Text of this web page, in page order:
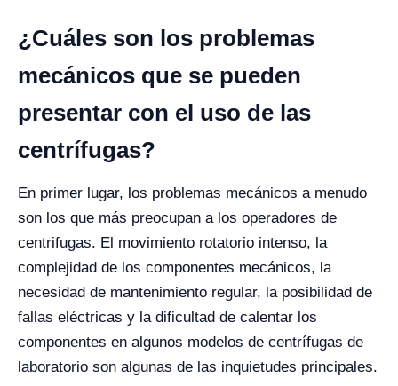
¿Cuáles son los problemas
mecánicos que se pueden
presentar con el uso de las
centrífugas?
En primer lugar, los problemas mecánicos a menudo
son los que más preocupan a los operadores de
centrifugas. El movimiento rotatorio intenso, la
complejidad de los componentes mecánicos, la
necesidad de mantenimiento regular, la posibilidad de
fallas eléctricas y la dificultad de calentar los
componentes en algunos modelos de centrífugas de
laboratorio son algunas de las inquietudes principales.